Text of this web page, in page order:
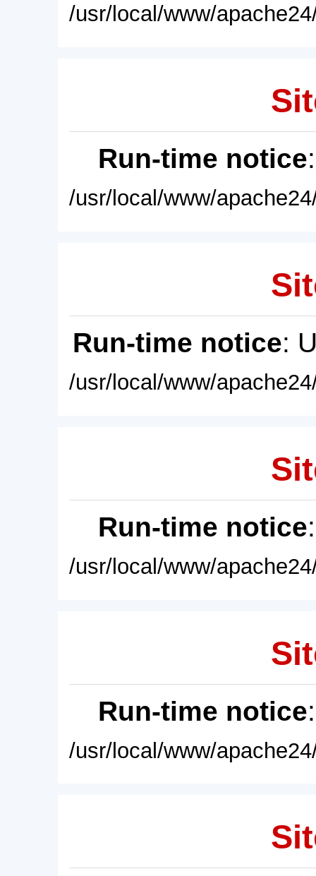
/usr/local/www/
Run-time notice
/usr/local/www/
Run-time notice:
/usr/local/www/
Run-time notice
/usr/local/www/
Run-time notice
/usr/local/www/